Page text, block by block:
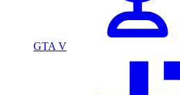
GTA V